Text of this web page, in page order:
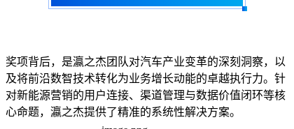
奖项背后，是瀛之杰团队对汽车产业变革的深刻洞察，以
及将前沿数智技术转化为业务增长动能的卓越执行力。针
对新能源营销的用户连接、渠道管理与数据价值闭环等核
心命题，瀛之杰提供了精准的系统性解决方案。